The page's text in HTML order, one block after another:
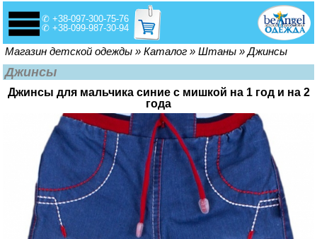
✆ +38-097-300-75-76
✆ +38-099-987-30-94
Вы здесь
Магазин детской одежды » Каталог » Штаны » Джинсы
Джинсы
Джинсы для мальчика синие с мишкой на 1 год и на 2
года